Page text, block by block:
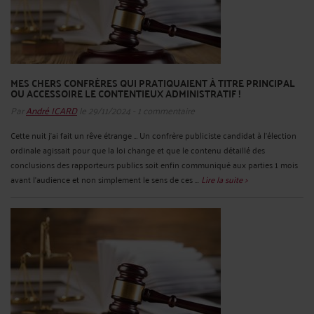
MES CHERS CONFRÈRES QUI PRATIQUAIENT À TITRE PRINCIPAL
OU ACCESSOIRE LE CONTENTIEUX ADMINISTRATIF !
ParAndré ICARDle 29/11/2024 - 1 commentaire
Cette nuit j’ai fait un rêve étrange … Un confrère publiciste candidat à l’élection
ordinale agissait pour que la loi change et que le contenu détaillé des
conclusions des rapporteurs publics soit enfin communiqué aux parties 1 mois
avant l’audience et non simplement le sens de ces ... Lire la suite >